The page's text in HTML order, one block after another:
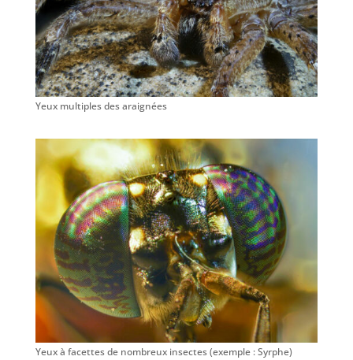
Yeux multiples des araignées
Yeux à facettes de nombreux insectes (exemple : Syrphe)